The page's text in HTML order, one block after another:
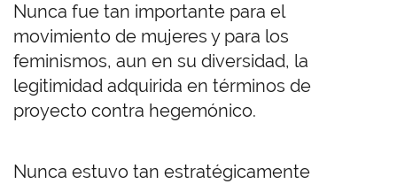
Nunca fue tan importante para el
movimiento de mujeres y para los
feminismos, aun en su diversidad, la
legitimidad adquirida en términos de
proyecto contra hegemónico.
Nunca estuvo tan estratégicamente